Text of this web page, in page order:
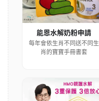
能恩水解奶粉申請
每年會依生肖不同送不同生
肖的寶寶手冊書套